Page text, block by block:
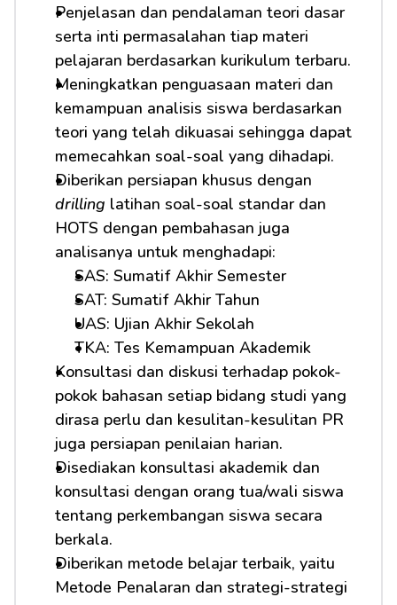
Penjelasan dan pendalaman teori dasar
serta inti permasalahan tiap materi
pelajaran berdasarkan kurikulum terbaru.
Meningkatkan penguasaan materi dan
kemampuan analisis siswa berdasarkan
teori yang telah dikuasai sehingga dapat
memecahkan soal-soal yang dihadapi.
drilling latihan soal-soal standar dan
HOTS dengan pembahasan juga
analisanya untuk menghadapi:
SAS: Sumatif Akhir Semester
SAT: Sumatif Akhir Tahun
UAS: Ujian Akhir Sekolah
TKA: Tes Kemampuan Akademik
Konsultasi dan diskusi terhadap pokok-
pokok bahasan setiap bidang studi yang
dirasa perlu dan kesulitan-kesulitan PR
juga persiapan penilaian harian.
Disediakan konsultasi akademik dan
konsultasi dengan orang tua/wali siswa
tentang perkembangan siswa secara
berkala.
Diberikan metode belajar terbaik, yaitu
Metode Penalaran dan strategi-strategi